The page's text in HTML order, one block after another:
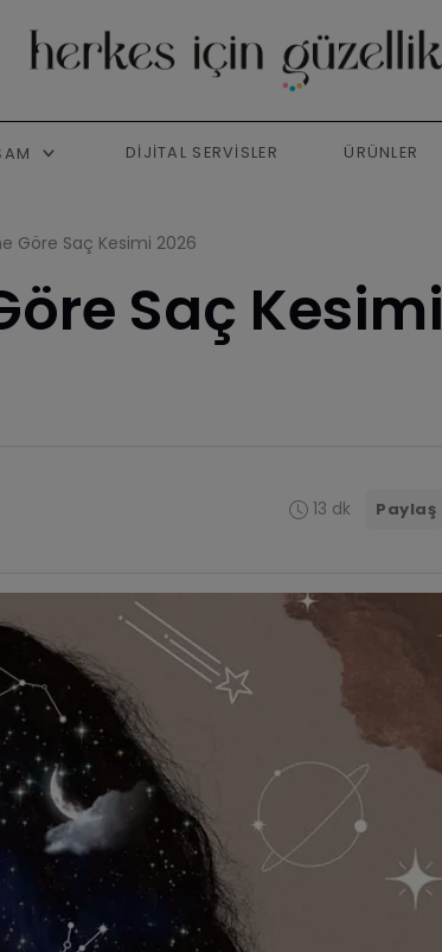
DIJITAL SERVISLER ÜRÜNLER
Göre Saç Kesimi 2026
Saç Kesimi
13 dk Paylaş